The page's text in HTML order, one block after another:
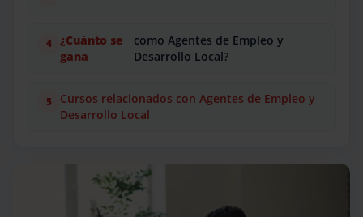
¿Cuánto se
gana
como Agentes de Empleo y
Desarrollo Local?
Cursos relacionados con Agentes de Empleo y
Desarrollo Local